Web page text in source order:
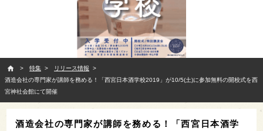
特集
リリース情報
酒造会社の専門家が講師を務める！「西宮日本酒学校2019」が10/5(土)に参加無料の開校式を西
宮神社会館にて開催
酒造会社の専門家が講師を務める！「西宮日本酒学